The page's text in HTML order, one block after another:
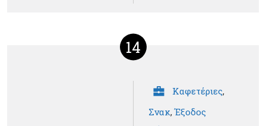
14
Καφετέριες,
Σνακ,Έξοδος